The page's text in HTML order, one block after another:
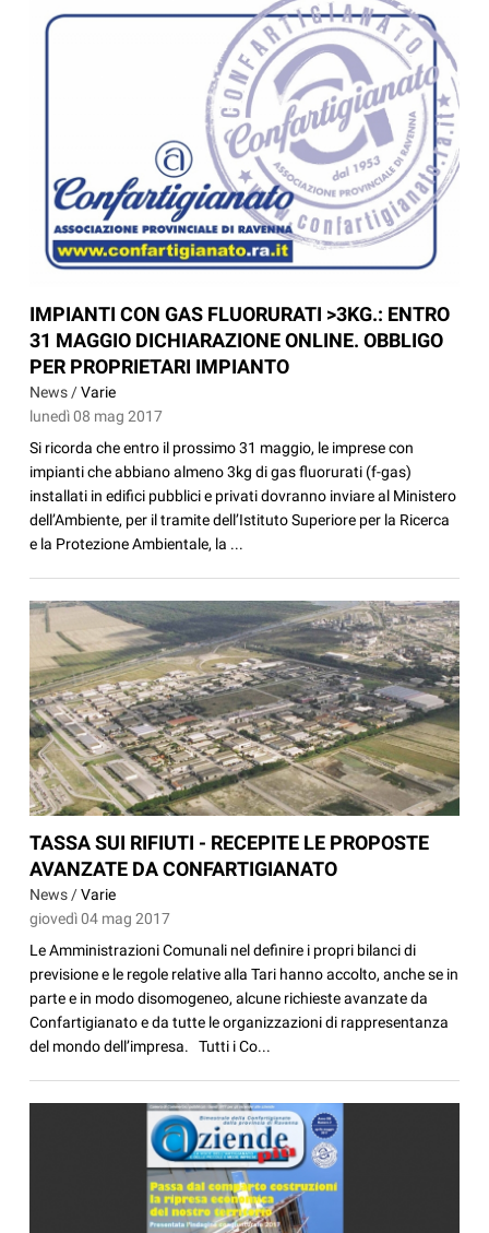
IMPIANTI CON GAS FLUORURATI >3KG.: ENTRO
31 MAGGIO DICHIARAZIONE ONLINE. OBBLIGO
PER PROPRIETARI IMPIANTO
News /Varie
lunedì 08 mag 2017
Si ricorda che entro il prossimo 31 maggio, le imprese con
impianti che abbiano almeno 3kg di gas fluorurati (f-gas)
installati in edifici pubblici e privati dovranno inviare al Ministero
dell’Ambiente, per il tramite dell’Istituto Superiore per la Ricerca
e la Protezione Ambientale, la ...
TASSA SUI RIFIUTI - RECEPITE LE PROPOSTE
AVANZATE DA CONFARTIGIANATO
News /Varie
giovedì 04 mag 2017
Le Amministrazioni Comunali nel definire i propri bilanci di
previsione e le regole relative alla Tari hanno accolto, anche se in
parte e in modo disomogeneo, alcune richieste avanzate da
Confartigianato e da tutte le organizzazioni di rappresentanza
del mondo dell’impresa. Tutti i Co...